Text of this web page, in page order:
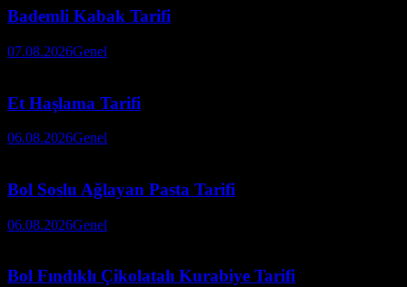
Bademli Kabak Tarifi
07.08.2026Genel
Et Haşlama Tarifi
06.08.2026Genel
Bol Soslu Ağlayan Pasta Tarifi
06.08.2026Genel
Bol Fındıklı Çikolatalı Kurabiye Tarifi